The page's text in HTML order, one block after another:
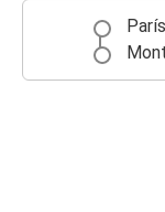
París